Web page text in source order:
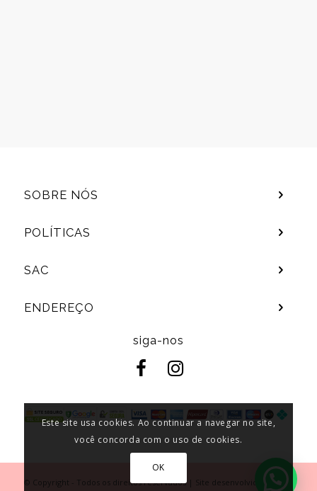
SOBRE NÓS
POLÍTICAS
SAC
ENDEREÇO
siga-nos
© Copyright - Todos os direitos reservados | Site desenvolvido por
Este site usa cookies. Ao continuar a navegar no site,
você concorda com o uso de cookies.
OK